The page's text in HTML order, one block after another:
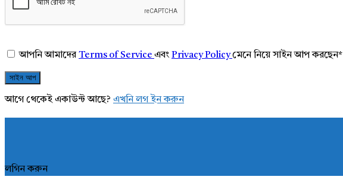
আপনি আমাদেরTerms of Service এবং Privacy Policyমেনে নিয়ে সাইন আপ করছেন*
আগে থেকেই একাউন্ট আছে? এখনি লগ ইন করুন
লগিন করুন